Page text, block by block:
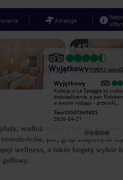
Atrakcje
+45
Wyjątkowy(10013 opinii)
Plaża z
terenie
Same
Wyjątkowy
Kolacja w La Spiaggia to
doświadczenie, a pan
w swoim rodzaju - przemiły,
miejsce jedyną w swoim
przyjemną i niepowtarzalną
Przy okazji, serdeczne
dla Pani Emilki z Podlasia!
Tour35507341825
2026-04-27
wzdłuż której znajduje się rafa
par, grup znajomych
wellness, a także bogaty wybór
golfowy.